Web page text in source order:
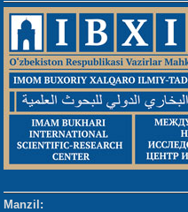
Manzil: